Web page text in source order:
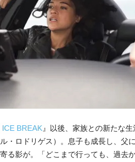
BREAK 』以後、家族との新たな
・ロドリゲス）。息子も成長し、父
る影が。「どこまで行っても、過去